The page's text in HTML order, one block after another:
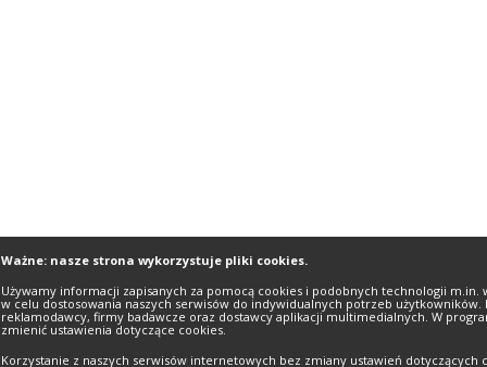
Ważne: nasze strona wykorzystuje pliki cookies.
Używamy informacji zapisanych za pomocą cookies i podobnych technologii
w celu dostosowania naszych serwisów do indywidualnych potrzeb użytkowników.
reklamodawcy, firmy badawcze oraz dostawcy aplikacji multimedialnych. W
zmienić ustawienia dotyczące cookies.
Korzystanie z naszych serwisów internetowych bez zmiany ustawień dotyczących